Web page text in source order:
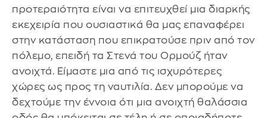
προτεραιότητα είναι να επιτευχθεί μια διαρκής
εκεχειρία που ουσιαστικά θα μας επαναφέρει
στην κατάσταση που επικρατούσε πριν από τον
πόλεμο, επειδή τα Στενά του Ορμούζ ήταν
ανοιχτά. Είμαστε μια από τις ισχυρότερες
χώρες ως προς τη ναυτιλία. Δεν μπορούμε να
δεχτούμε την έννοια ότι μια ανοιχτή θαλάσσια